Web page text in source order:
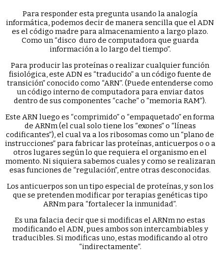
Para responder esta pregunta usando la analogía
informática, podemos decir de manera sencilla que el ADN
es el código madre para almacenamiento a largo plazo.
Como un “disco duro de computadora que guarda
información a lo largo del tiempo”.
Para producir las proteínas o realizar cualquier función
fisiológica, este ADN es “traducido” a un código fuente de
transición” conocido como “ARN”. (Puede entenderse como
un código interno de computadora para enviar datos
dentro de sus componentes “cache” o “memoria RAM”).
Este ARN luego es “comprimido” o “empaquetado” en forma
de ARNm (el cual solo tiene los “exones” o “líneas
codificantes”), el cual va a los ribosomas como un “plano de
instrucciones” para fabricar las proteínas, anticuerpos o o a
otros lugares según lo que requiera el organismo en el
momento. Ni siquiera sabemos cuales y como se realizaran
esas funciones de “regulación”, entre otras desconocidas.
Los anticuerpos son un tipo especial de proteínas, y son los
que se pretenden modificar por terapias genéticas tipo
ARNm para “fortalecer la inmunidad”.
Es una falacia decir que si modificas el ARNm no estas
modificando el ADN, pues ambos son intercambiables y
traducibles. Si modificas uno, estas modificando al otro
“indirectamente”.